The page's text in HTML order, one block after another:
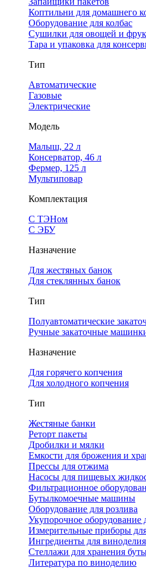
Коптильни для домашнего
Оборудование для колбас
Сушилки для овощей и
Тара и упаковка для
Тип
Автоматические
Газовые
Электрические
Модель
Малыш, 22 л
Консерватор, 46 л
Фермер, 125 л
Мультиповар
Комплектация
С ТЭНом
С ЭБУ
Назначение
Для жестяных банок
Для стеклянных банок
Тип
Полуавтоматические
Ручные закаточные
Назначение
Для горячего копчения
Для холодного копчения
Тип
Жестяные банки
Реторт пакеты
Дробилки и мялки
Емкости для брожения и
Прессы для отжима
Насосы для пищевых
Фильтрационное
Бутылкомоечные машины
Оборудование для розлива
Укупорочное оборудование
Измерительные приборы
Ингредиенты для виноделия
Стеллажи для хранения
Литература по виноделию